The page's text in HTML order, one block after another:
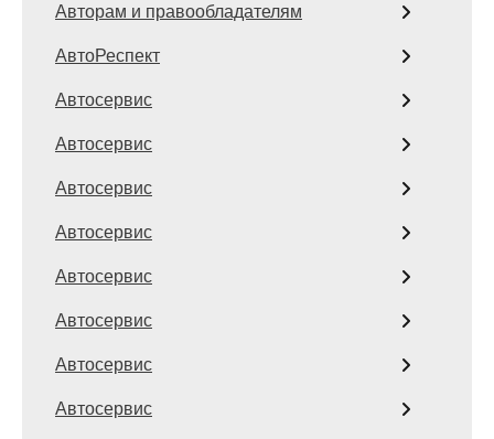
Авторам и правообладателям
АвтоРеспект
Автосервис
Автосервис
Автосервис
Автосервис
Автосервис
Автосервис
Автосервис
Автосервис